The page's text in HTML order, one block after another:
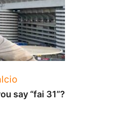
say “fai 31”?